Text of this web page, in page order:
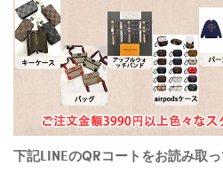
下記LINEのQRコートをお読み取